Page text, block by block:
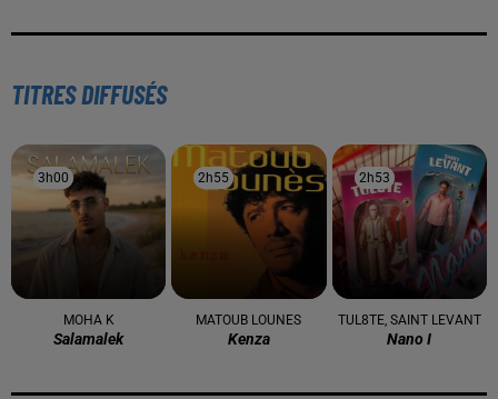
TITRES DIFFUSÉS
3h00
3h00
MOHA K
Salamalek
2h55
2h55
MATOUB LOUNES
Kenza
2h53
2h53
TUL8TE, SAINT LEVANT
Nano I